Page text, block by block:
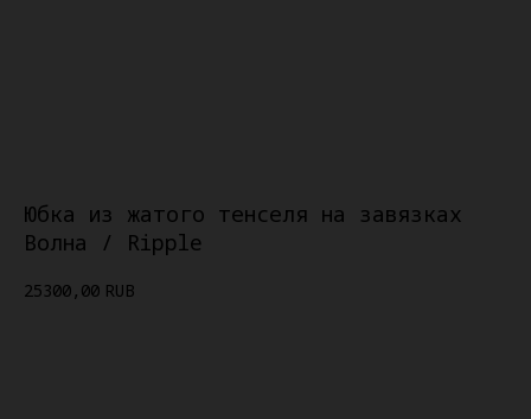
Юбка из жатого тенселя на завязках
Волна / Ripple
25300,00 RUB